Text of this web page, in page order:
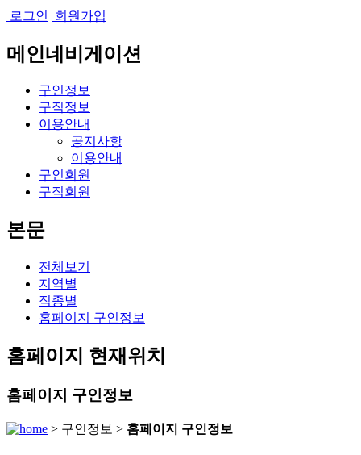
로그인 회원가입
메인네비게이션
구인정보
구직정보
이용안내
공지사항
이용안내
구인회원
구직회원
본문
전체보기
지역별
직종별
홈페이지 구인정보
홈페이지 현재위치
홈페이지 구인정보
> 구인정보 > 홈페이지 구인정보